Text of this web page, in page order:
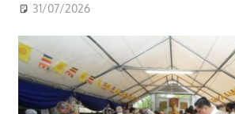
31/07/2026